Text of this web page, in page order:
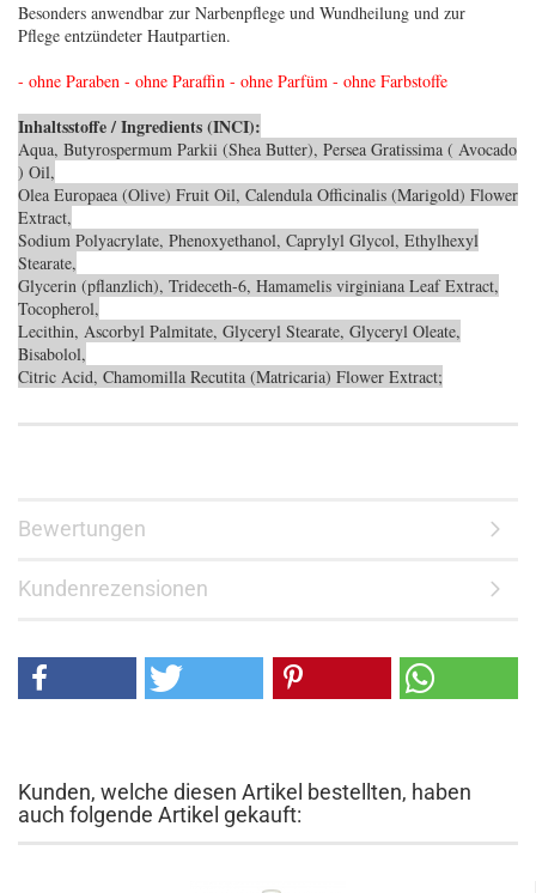
Besonders anwendbar zur Narbenpflege und Wundheilung und zur
Pflege entzündeter Hautpartien.
- ohne Paraben - ohne Paraffin - ohne Parfüm - ohne Farbstoffe
Inhaltsstoffe / Ingredients (INCI):
Aqua, Butyrospermum Parkii (Shea Butter), Persea Gratissima ( Avocado
) Oil,
Olea Europaea (Olive) Fruit Oil, Calendula Officinalis (Marigold) Flower
Extract,
Sodium Polyacrylate, Phenoxyethanol, Caprylyl Glycol, Ethylhexyl
Stearate,
Glycerin (pflanzlich), Trideceth-6, Hamamelis virginiana Leaf Extract,
Tocopherol,
Lecithin, Ascorbyl Palmitate, Glyceryl Stearate, Glyceryl Oleate,
Bisabolol,
Citric Acid, Chamomilla Recutita (Matricaria) Flower Extract;
Bewertungen
Kundenrezensionen
Kunden, welche diesen Artikel bestellten, haben
auch folgende Artikel gekauft: